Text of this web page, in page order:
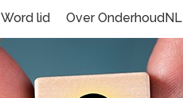
Word lid Over OnderhoudNL